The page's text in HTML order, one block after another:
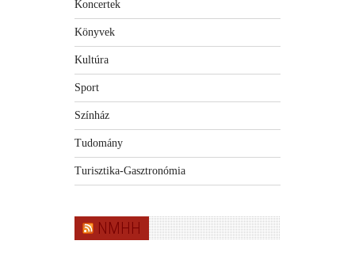
Koncertek
Könyvek
Kultúra
Sport
Színház
Tudomány
Turisztika-Gasztronómia
NMHH